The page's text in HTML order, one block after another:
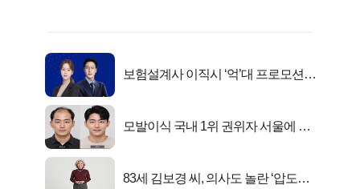
보험설계사 이직시 ‘억’대 프로모션!
모발이식 국내 1위 권위자 서울에 있
83세 김보경 씨, 의사도 놀란 ‘압도적